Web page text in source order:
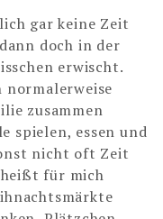
gar keine Zeit
doch in der
erwischt.
normalerweise
zusammen
spielen, essen und
nicht oft Zeit
für mich